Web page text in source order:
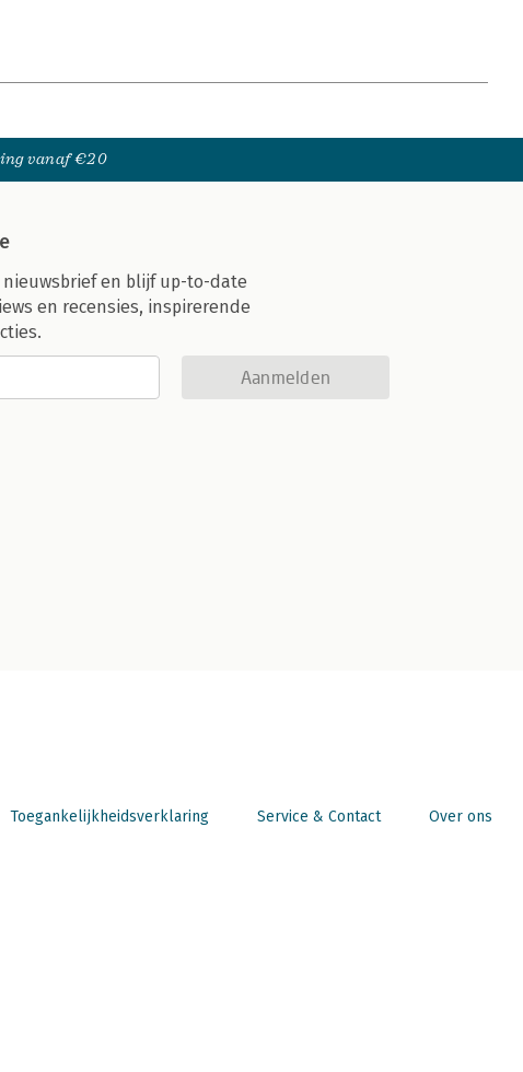
vanaf €20
en blijf up-to-date
en recensies, inspirerende
Aanmelden
Toegankelijkheidsverklaring Service & Contact Over ons